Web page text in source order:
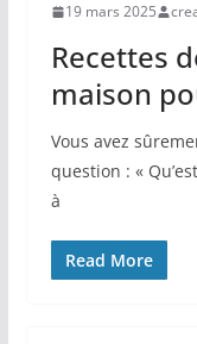
19 mars 2025
Recettes
maison
Vous avez
question : «
à
Read More